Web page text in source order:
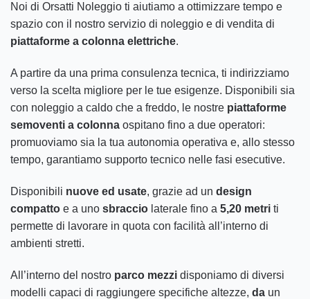
Noi di Orsatti Noleggio ti aiutiamo a ottimizzare tempo e
spazio con il nostro servizio di noleggio e di vendita di
piattaforme a colonna elettriche.
A partire da una prima consulenza tecnica, ti indirizziamo
verso la scelta migliore per le tue esigenze. Disponibili sia
con noleggio a caldo che a freddo, le nostre piattaforme
semoventi a colonna ospitano fino a due operatori:
promuoviamo sia la tua autonomia operativa e, allo stesso
tempo, garantiamo supporto tecnico nelle fasi esecutive.
Disponibili nuove ed usate, grazie ad un design
compatto e a uno sbraccio laterale fino a 5,20 metri ti
permette di lavorare in quota con facilità all’interno di
ambienti stretti.
All’interno del nostro parco mezzi disponiamo di diversi
modelli capaci di raggiungere specifiche altezze, da un